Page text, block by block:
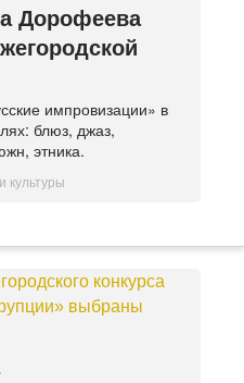
Дорофеева
импровизации» в
блюз, джаз,
этника.
культуры